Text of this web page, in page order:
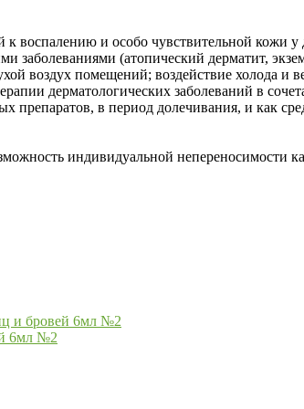
к воспалению и особо чувствительной
заболеваниями (атопический дерматит,
воздух помещений; воздействие холода и
дерматологических заболеваний в
в период долечивания, и как
индивидуальной непереносимости
6мл №2